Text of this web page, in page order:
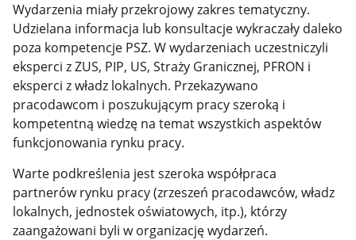
Wydarzenia miały przekrojowy zakres tematyczny.
Udzielana informacja lub konsultacje wykraczały daleko
poza kompetencje PSZ. W wydarzeniach uczestniczyli
eksperci z ZUS, PIP, US, Straży Granicznej, PFRON i
eksperci z władz lokalnych. Przekazywano
pracodawcom i poszukującym pracy szeroką i
kompetentną wiedzę na temat wszystkich aspektów
funkcjonowania rynku pracy.
Warte podkreślenia jest szeroka współpraca
partnerów rynku pracy (zrzeszeń pracodawców, władz
lokalnych, jednostek oświatowych, itp.), którzy
zaangażowani byli w organizację wydarzeń.